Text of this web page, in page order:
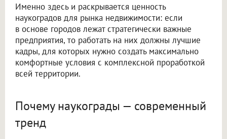
Именно здесь и раскрывается ценность
наукоградов для рынка недвижимости: если
в основе городов лежат стратегически важные
предприятия, то работать на них должны лучшие
кадры, для которых нужно создать максимально
комфортные условия с комплексной проработкой
всей территории.
Почему наукограды — современный
тренд